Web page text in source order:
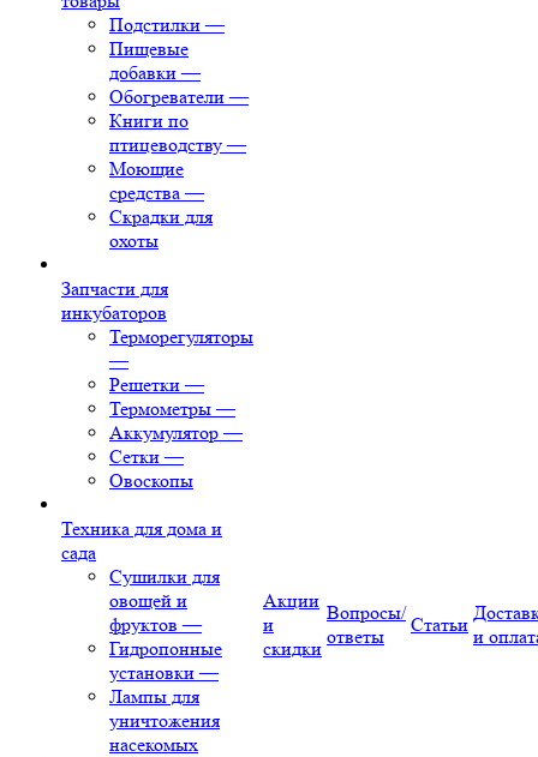
Подстилки —
Пищевые
добавки —
Обогреватели —
Книги по
птицеводству —
Моющие
средства —
Скрадки для
охоты
Запчасти для
инкубаторов
Терморегуляторы
—
Решетки —
Термометры —
Аккумулятор —
Сетки —
Овоскопы
Техника для дома и
сада
Сушилки для
овощей и
фруктов —
Гидропонные
установки —
Лампы для
уничтожения
насекомых
Акции
и
скидки
Вопросы/
ответы
Статьи
и